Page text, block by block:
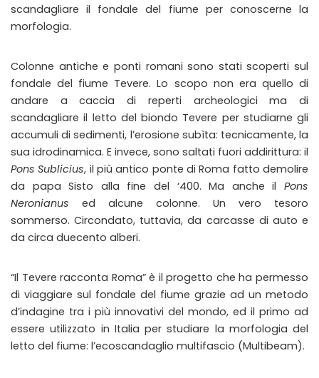
scandagliare il fondale del fiume per conoscerne la
morfologia.
Colonne antiche e ponti romani sono stati scoperti sul
fondale del fiume Tevere. Lo scopo non era quello di
andare a caccia di reperti archeologici ma di
scandagliare il letto del biondo Tevere per studiarne gli
accumuli di sedimenti, l’erosione subìta: tecnicamente, la
sua idrodinamica. E invece, sono saltati fuori addirittura: il
Pons Sublicius, il più antico ponte di Roma fatto demolire
da papa Sisto alla fine del ‘400. Ma anche il Pons
Neronianus ed alcune colonne. Un vero tesoro
sommerso. Circondato, tuttavia, da carcasse di auto e
da circa duecento alberi.
“Il Tevere racconta Roma” è il progetto che ha permesso
di viaggiare sul fondale del fiume grazie ad un metodo
d’indagine tra i più innovativi del mondo, ed il primo ad
essere utilizzato in Italia per studiare la morfologia del
letto del fiume: l’ecoscandaglio multifascio (Multibeam).